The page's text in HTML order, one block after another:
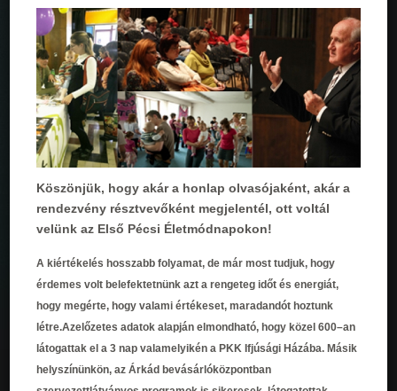
Köszönjük, hogy akár a honlap olvasójaként, akár a
rendezvény résztvevőként megjelentél, ott voltál
velünk az Első Pécsi Életmódnapokon!
A kiértékelés hosszabb folyamat, de már most tudjuk, hogy
érdemes volt belefektetnünk azt a rengeteg időt és energiát,
hogy megérte, hogy valami értékeset, maradandót hoztunk
létre.Azelőzetes adatok alapján elmondható, hogy közel 600–an
látogattak el a 3 nap valamelyikén a PKK Ifjúsági Házába. Másik
helyszínünkön, az Árkád bevásárlóközpontban